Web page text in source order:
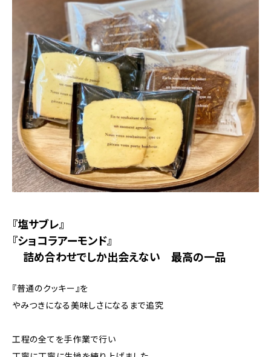
『塩サブレ』
『ショコラアーモンド』
詰め合わせでしか出会えない 最高の一品
『普通のクッキー』を
やみつきになる美味しさになるまで追究
工程の全てを手作業で行い